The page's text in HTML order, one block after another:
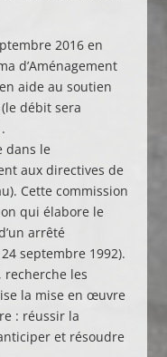
2016 en
d’Aménagement
aide au soutien
(le débit sera
dans le
aux directives de
Cette commission
qui élabore le
arrêté
septembre 1992).
recherche les
la mise en œuvre
: réussir la
et résoudre